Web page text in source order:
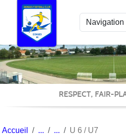
RESPECT, FAIR-
Accueil U 6 / U7
Panneau de gestion des cookies